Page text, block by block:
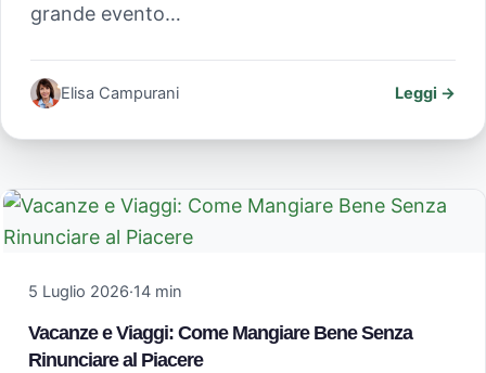
grande evento…
Elisa Campurani Leggi →
5 Luglio 2026·14 min
Vacanze e Viaggi: Come Mangiare Bene Senza
Rinunciare al Piacere